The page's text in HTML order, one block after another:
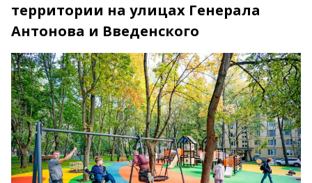
территории на улицах Генерала
Антонова и Введенского